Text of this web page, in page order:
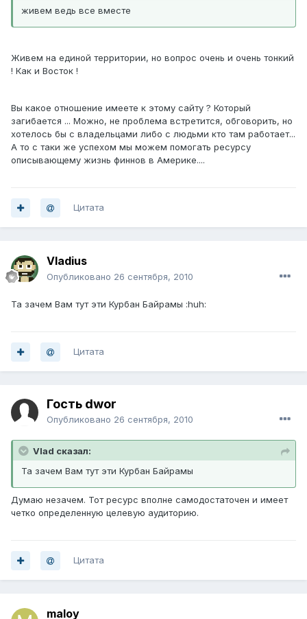
живем ведь все вместе
Живем на единой территории, но вопрос очень и очень тонкий
! Как и Восток !
Вы какое отношение имеете к этому сайту ? Который
загибается ... Можно, не проблема встретится, обговорить, но
хотелось бы с владельцами либо с людьми кто там работает...
А то с таки же успехом мы можем помогать ресурсу
описывающему жизнь финнов в Америке....
Цитата
Vladius
Опубликовано 26 сентября, 2010
Та зачем Вам тут эти Курбан Байрамы :huh:
Цитата
Гость dwor
Опубликовано 26 сентября, 2010
Vlad сказал:
Та зачем Вам тут эти Курбан Байрамы
Думаю незачем. Тот ресурс вполне самодостаточен и имеет
четко определенную целевую аудиторию.
Цитата
maloy